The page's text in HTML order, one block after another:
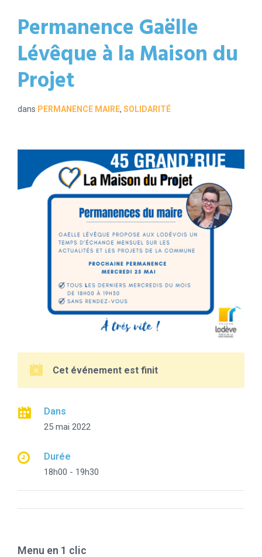
Permanence Gaëlle
Lévêque à la Maison du
Projet
dans PERMANENCE MAIRE, SOLIDARITÉ
Cet événement est finit
Dans
25 mai 2022
Durée
18h00 - 19h30
Menu en 1 clic